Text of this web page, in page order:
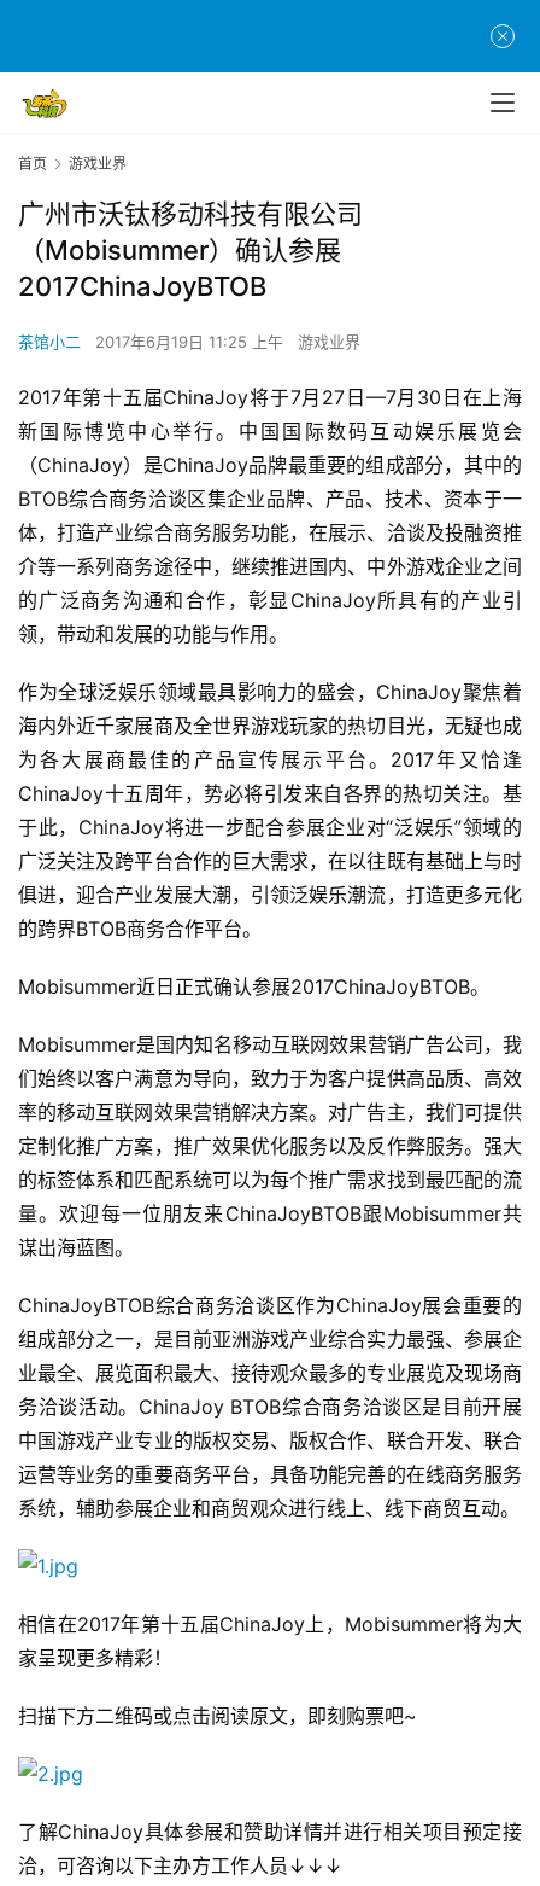
首页 游戏业界
广州市沃钛移动科技有限公司
（Mobisummer）确认参展
2017ChinaJoyBTOB
茶馆小二 2017年6月19日 11:25 上午 游戏业界
2017年第十五届ChinaJoy将于7月27日—7月30日在上海
新国际博览中心举行。中国国际数码互动娱乐展览会
（ChinaJoy）是ChinaJoy品牌最重要的组成部分，其中的
BTOB综合商务洽谈区集企业品牌、产品、技术、资本于一
体，打造产业综合商务服务功能，在展示、洽谈及投融资推
介等一系列商务途径中，继续推进国内、中外游戏企业之间
的广泛商务沟通和合作，彰显ChinaJoy所具有的产业引
领，带动和发展的功能与作用。
作为全球泛娱乐领域最具影响力的盛会，ChinaJoy聚焦着
海内外近千家展商及全世界游戏玩家的热切目光，无疑也成
为各大展商最佳的产品宣传展示平台。2017年又恰逢
ChinaJoy十五周年，势必将引发来自各界的热切关注。基
于此，ChinaJoy将进一步配合参展企业对“泛娱乐”领域的
广泛关注及跨平台合作的巨大需求，在以往既有基础上与时
俱进，迎合产业发展大潮，引领泛娱乐潮流，打造更多元化
的跨界BTOB商务合作平台。
Mobisummer近日正式确认参展2017ChinaJoyBTOB。
Mobisummer是国内知名移动互联网效果营销广告公司，我
们始终以客户满意为导向，致力于为客户提供高品质、高效
率的移动互联网效果营销解决方案。对广告主，我们可提供
定制化推广方案，推广效果优化服务以及反作弊服务。强大
的标签体系和匹配系统可以为每个推广需求找到最匹配的流
量。欢迎每一位朋友来ChinaJoyBTOB跟Mobisummer共
谋出海蓝图。
ChinaJoyBTOB综合商务洽谈区作为ChinaJoy展会重要的
组成部分之一，是目前亚洲游戏产业综合实力最强、参展企
业最全、展览面积最大、接待观众最多的专业展览及现场商
务洽谈活动。ChinaJoy BTOB综合商务洽谈区是目前开展
中国游戏产业专业的版权交易、版权合作、联合开发、联合
运营等业务的重要商务平台，具备功能完善的在线商务服务
系统，辅助参展企业和商贸观众进行线上、线下商贸互动。
相信在2017年第十五届ChinaJoy上，Mobisummer将为大
家呈现更多精彩！
扫描下方二维码或点击阅读原文，即刻购票吧~
了解ChinaJoy具体参展和赞助详情并进行相关项目预定接
洽，可咨询以下主办方工作人员↓↓↓